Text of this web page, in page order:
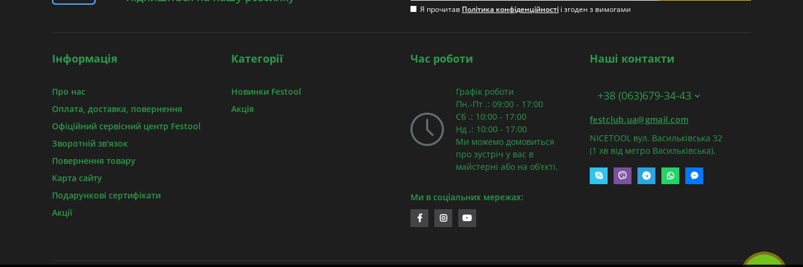
Я прочитав Політика конфіденційності і згоден з вимогами
Інформація
Про нас
Оплата, доставка, повернення
Офіційний сервісний центр Festool
Зворотній зв'язок
Повернення товару
Карта сайту
Подарункові сертифікати
Акції
Категорії
Новинки Festool
Акція
Час роботи
Графік роботи
Пн.-Пт .: 09:00 - 17:00
Сб .: 10:00 - 17:00
Нд .: 10:00 - 17:00
Ми можемо домовиться
про зустріч у вас в
майстерні або на об'єкті.
Ми в соціальних мережах:
Наші контакти
+38 (063)679-34-43
festclub.ua@gmail.com
NICETOOL вул. Васильківська 32
(1 хв від метро Васильківська).